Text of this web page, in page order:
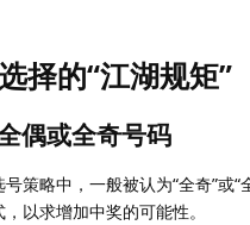
择的“江湖规矩”
偶或全奇号码
策略中，一般被认为“全奇”或
以求增加中奖的可能性。